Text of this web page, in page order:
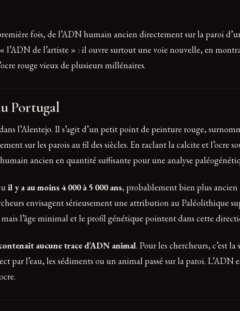
fois, de l’ADN humain ancien directement sur la paroi
l’ADN de l’artiste » : il ouvre surtout une voie nouvelle, en
rouge vieux de plusieurs millénaires.
Portugal
l’Alentejo. Il s’agit d’un petit point de peinture rouge,
sur les parois au fil des siècles. En raclant la calcite et l’ocre
ancien en quantité suffisante pour une analyse
il y a au moins 4 000 à 5 000 ans, probablement bien plus ancien
envisagent sérieusement une attribution au Paléolithique
l’âge minimal et le profil génétique pointent dans cette
aucune trace d’ADN animal. Pour les chercheurs, c’est
l’eau, les sédiments ou un animal passé sur la paroi. L’ADN